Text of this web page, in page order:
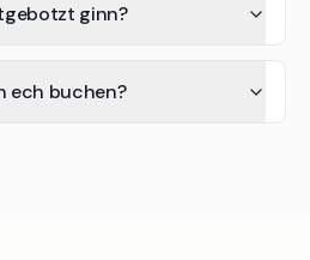
ginn?
ech buchen?